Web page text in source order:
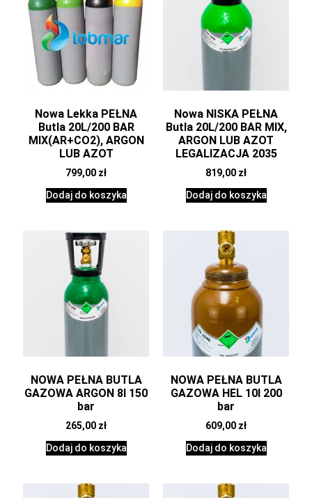
Nowa Lekka PEŁNA
Butla 20L/200 BAR
MIX(AR+CO2), ARGON
LUB AZOT
799,00 zł
Dodaj do koszyka
Nowa NISKA PEŁNA
Butla 20L/200 BAR MIX,
ARGON LUB AZOT
LEGALIZACJA 2035
819,00 zł
Dodaj do koszyka
NOWA PEŁNA BUTLA
GAZOWA ARGON 8l 150
bar
265,00 zł
Dodaj do koszyka
NOWA PEŁNA BUTLA
GAZOWA HEL 10l 200
bar
609,00 zł
Dodaj do koszyka